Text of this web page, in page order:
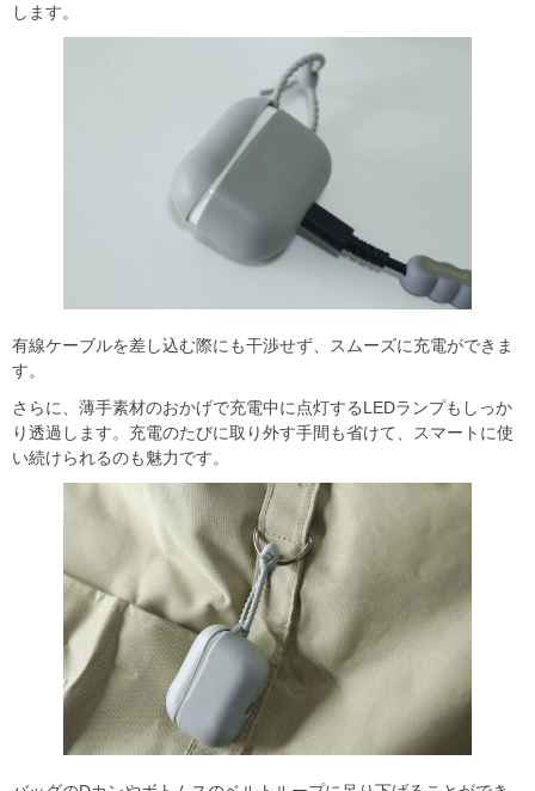
します。
有線ケーブルを差し込む際にも干渉せず、スムーズに充電ができま
す。
さらに、薄手素材のおかげで充電中に点灯するLEDランプもしっか
り透過します。充電のたびに取り外す手間も省けて、スマートに使
い続けられるのも魅力です。